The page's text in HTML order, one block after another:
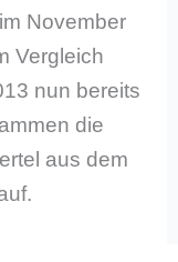
November
Vergleich
nun bereits
die
aus dem